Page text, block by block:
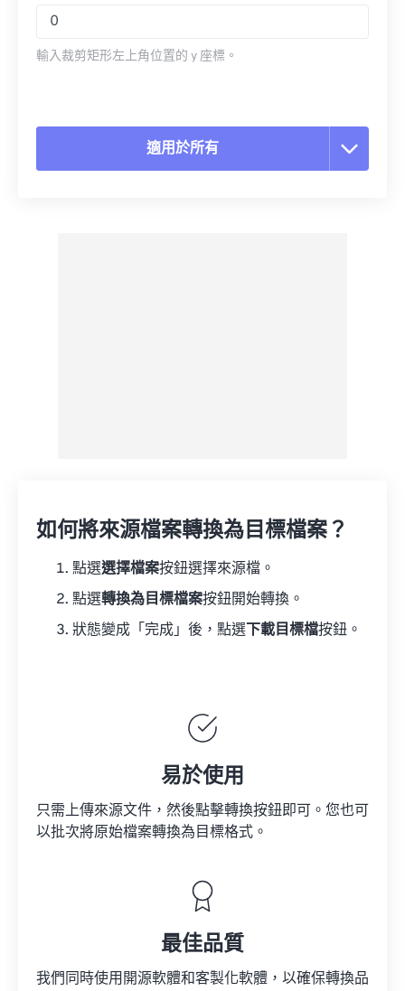
輸入裁剪矩形左上角位置的 y 座標。
適用於所有
如何將來源檔案轉換為目標檔案？
點選選擇檔案按鈕選擇來源檔。
點選轉換為目標檔案按鈕開始轉換。
狀態變成「完成」後，點選 下載目標檔按鈕。
易於使用
只需上傳來源文件，然後點擊轉換按鈕即可。您也可
以批次將原始檔案轉換為目標格式。
最佳品質
我們同時使用開源軟體和客製化軟體，以確保轉換品